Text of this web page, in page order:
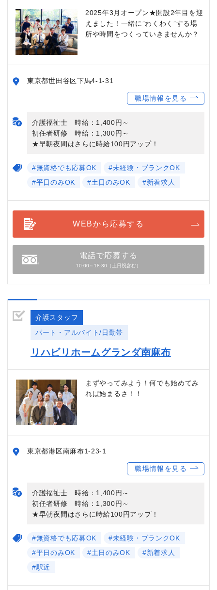
2025年3月オープン★開設2年目を迎
えました！一緒に”わくわく”する場
所や時間をつくっていきませんか？
東京都世田谷区下馬4-1-31
職場情報を見る
介護福祉士 時給：1,400円～
初任者研修 時給：1,300円～
★早朝夜間はさらに時給100円アップ！
#無資格でも応募OK
#未経験・ブランクOK
#平日のみOK
#土日のみOK #新着求人
WEBから応募する
電話で応募する
10:00～18:30（土日祝含む）
介護スタッフ
パート・アルバイト/日勤帯
リハビリホームグランダ南麻布
まずやってみよう！何でも始めてみ
れば始まるさ！！
東京都港区南麻布1-23-1
職場情報を見る
介護福祉士 時給：1,400円～
初任者研修 時給：1,300円～
★早朝夜間はさらに時給100円アップ！
#無資格でも応募OK
#未経験・ブランクOK
#平日のみOK
#土日のみOK
#新着求人
#駅近